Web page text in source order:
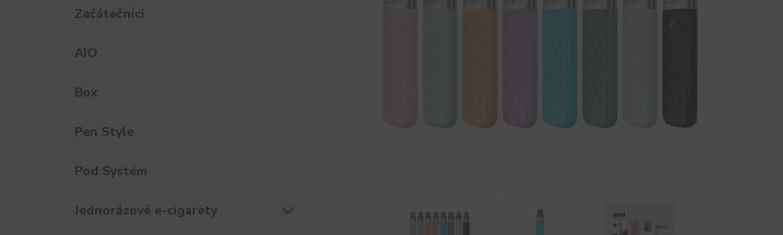
Začátečníci
AIO
Box
Pen Style
Pod Systém
Jednorázové e-cigarety